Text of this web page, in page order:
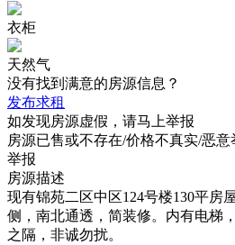
衣柜
天然气
没有找到满意的房源信息？
发布求租
如发现房源虚假，请马上举报
房源已售或不存在/价格不真实/恶
举报
房源描述
现有锦苑二区中区124号楼130平房
侧，南北通透，简装修。内有电梯
之隔，非诚勿扰。